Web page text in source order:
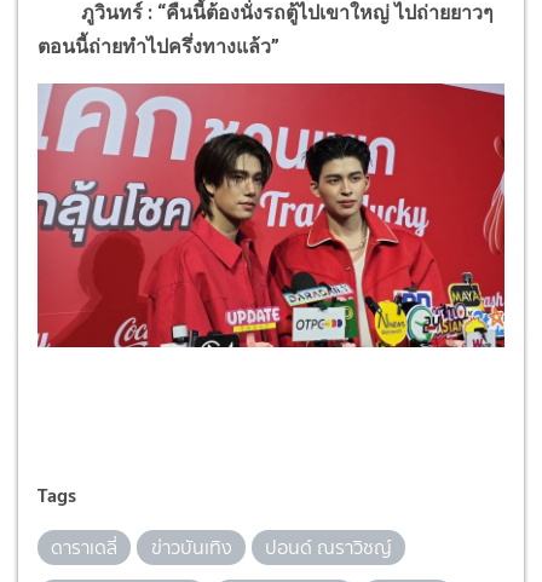
ภูวินทร์ : “คืนนี้ต้องนั่งรถตู้ไปเขาใหญ่ ไปถ่ายยาวๆ
ตอนนี้ถ่ายทำไปครึ่งทางแล้ว”
Tags
ดาราเดลี่ ข่าวบันเทิง
ปอนด์ ณราวิชญ์